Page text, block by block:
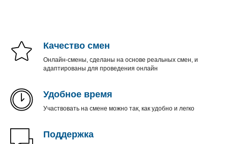
Качество смен
Онлайн-смены, сделаны на основе реальных смен, и
адаптированы для проведения онлайн
Удобное время
Участвовать на смене можно так, как удобно и легко
Поддержка